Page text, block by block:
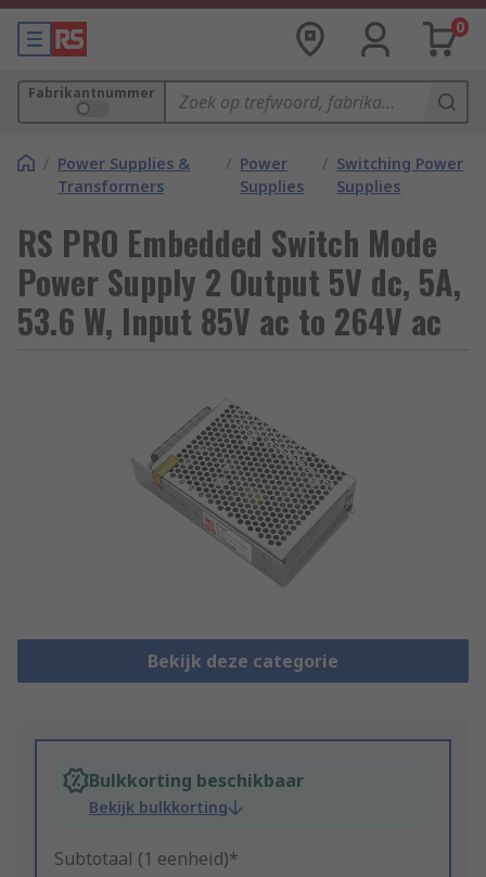
0
Fabrikantnummer
/ Power Supplies &
Transformers
/ Power
Supplies
/ Switching Power
Supplies
RS PRO Embedded Switch Mode
Power Supply 2 Output 5V dc, 5A,
53.6 W, Input 85V ac to 264V ac
Bekijk deze categorie
Bulkkorting beschikbaar
Bekijk bulkkorting
Subtotaal (1 eenheid)*